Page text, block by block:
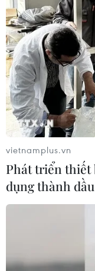
vietnamplus.vn
Phát triển thiết
dụng thành